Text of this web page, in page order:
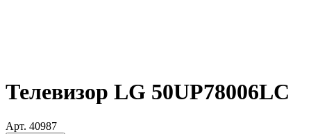
Телевизор LG 50UP78006LC
Арт. 40987